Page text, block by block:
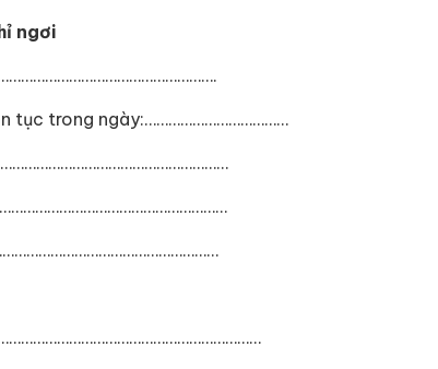
ngơi
tục trong ngày:………………………………